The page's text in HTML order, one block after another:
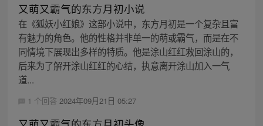
又萌又霸气的东方月初小说
在《狐妖小红娘》这部小说中，东方月初是一个复杂且富
有魅力的角色。他的性格并非单一的萌或霸气，而是在不
同情境下展现出多样的特质。他是涂山红红救回涂山的，
后来为了解开涂山红红的心结，执意离开涂山加入一气
道...
1 个回答 2024年09月21日 05:27